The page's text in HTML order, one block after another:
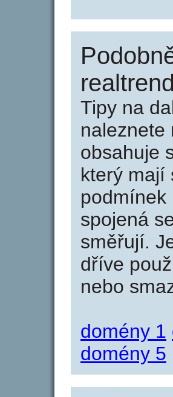
Tipy na
naleznete
obsahuje
který mají
podmínek
spojená
směřují.
dříve
nebo
domény 1
domény 5